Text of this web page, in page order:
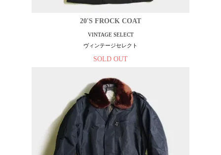
20'S FROCK COAT
VINTAGE SELECT
ヴィンテージセレクト
SOLD OUT